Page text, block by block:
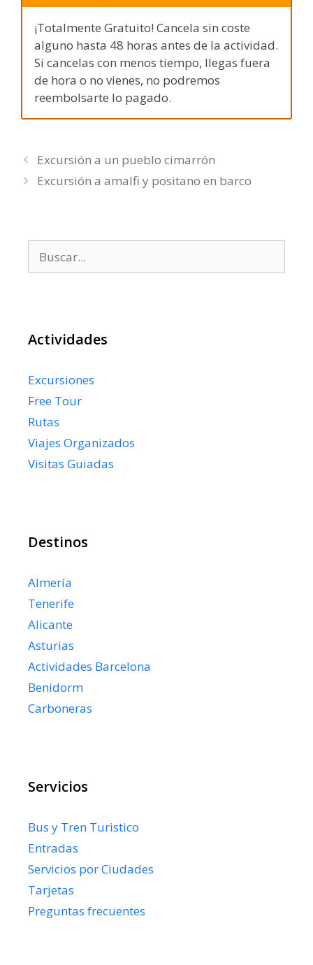
¡Totalmente Gratuito! Cancela sin coste
alguno hasta 48 horas antes de la actividad.
Si cancelas con menos tiempo, llegas fuera
de hora o no vienes, no podremos
reembolsarte lo pagado.
Excursión a un pueblo cimarrón
Excursión a amalfi y positano en barco
Actividades
Excursiones
Free Tour
Rutas
Viajes Organizados
Visitas Guiadas
Destinos
Almería
Tenerife
Alicante
Asturias
Actividades Barcelona
Benidorm
Carboneras
Servicios
Bus y Tren Turistico
Entradas
Servicios por Ciudades
Tarjetas
Preguntas frecuentes